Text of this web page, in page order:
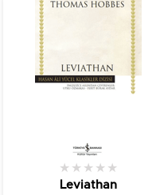
Leviathan
★ ★ ★ ★ ★